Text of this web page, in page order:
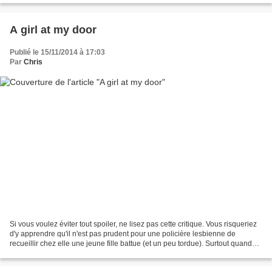
A girl at my door
Publié le 15/11/2014 à 17:03
Par Chris
Si vous voulez éviter tout spoiler, ne lisez pas cette critique. Vous risqueriez
d'y apprendre qu'il n'est pas prudent pour une policière lesbienne de
recueillir chez elle une jeune fille battue (et un peu tordue). Surtout quand